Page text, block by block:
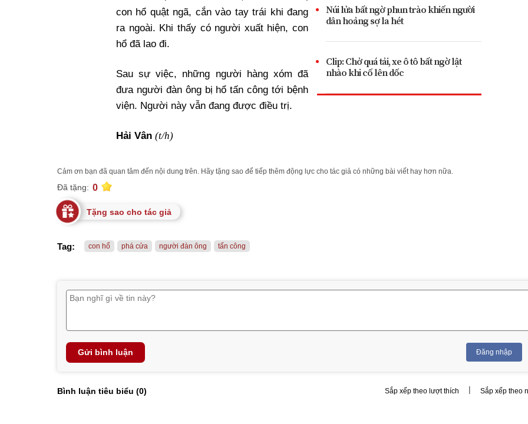
Núi lửa bất ngờ phun trào khiến người
dân hoảng sợ la hét
Clip: Chở quá tải, xe ô tô bất ngờ lật
nhào khi cố lên dốc
con hổ quật ngã, cắn vào tay trái khi đang
ra ngoài. Khi thấy có người xuất hiện, con
hổ đã lao đi.
Sau sự việc, những người hàng xóm đã
đưa người đàn ông bị hổ tấn công tới bệnh
viện. Người này vẫn đang được điều trị.
Hải Vân (t/h)
Cảm ơn bạn đã quan tâm đến nội dung trên. Hãy tặng sao để tiếp thêm động lực cho tác giả có những bài viết hay hơn nữa.
Đã tặng: 0
Tặng sao cho tác giả
Tag: con hổ phá cửa người đàn ông tấn công
Gửi bình luận Đăng nhập
Bình luận tiêu biểu (0) Sắp xếp theo lượt thích | Sắp xếp theo